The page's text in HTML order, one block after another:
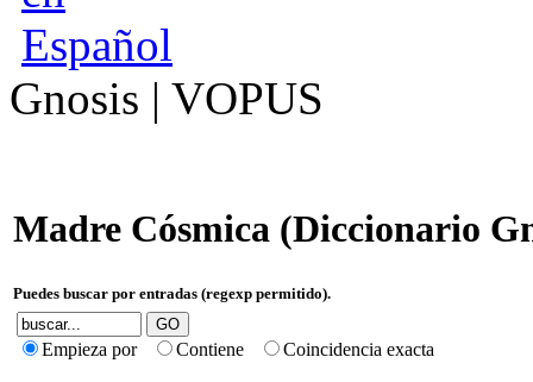
Gnosis | VOPUS
Madre Cósmica (Diccionario
Puedes buscar por entradas (regexp permitido).
Empieza por Contiene Coincidencia exacta